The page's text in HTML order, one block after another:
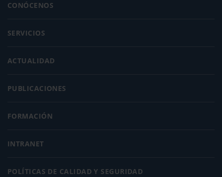
CONÓCENOS
SERVICIOS
ACTUALIDAD
PUBLICACIONES
FORMACIÓN
INTRANET
POLÍTICAS DE CALIDAD Y SEGURIDAD